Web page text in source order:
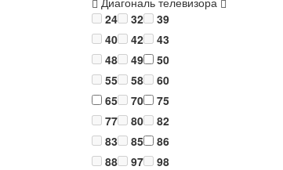
24
32
39
40
42
43
48
49
50
55
58
60
65
70
75
77
80
82
83
85
86
88
97
98